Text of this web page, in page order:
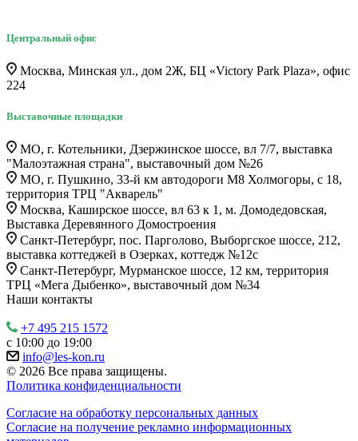
Центральный офис
Москва, Минская ул., дом 2Ж, БЦ «Victory Park Plaza», офис
224
Выставочные площадки
МО, г. Котельники, Дзержинское шоссе, вл 7/7, выставка
"Малоэтажная страна", выставочный дом №26
МО, г. Пушкино, 33-й км автодороги М8 Холмогоры, с 18,
территория ТРЦ "Акварель"
Москва, Каширское шоссе, вл 63 к 1, м. Домодедовская,
Выставка Деревянного Домостроения
Санкт-Петербург, пос. Парголово, Выборгское шоссе, 212,
выставка коттеджей в Озерках, коттедж №12c
Санкт-Петербург, Мурманское шоссе, 12 км, территория
ТРЦ «Мега Дыбенко», выставочный дом №34
Наши контакты
+7 495 215 1572
с 10:00 до 19:00
info@les-kon.ru
© 2026 Все права защищены.
Политика конфиденциальности
Согласие на обработку персональных данных
Согласие на получение рекламно информационных